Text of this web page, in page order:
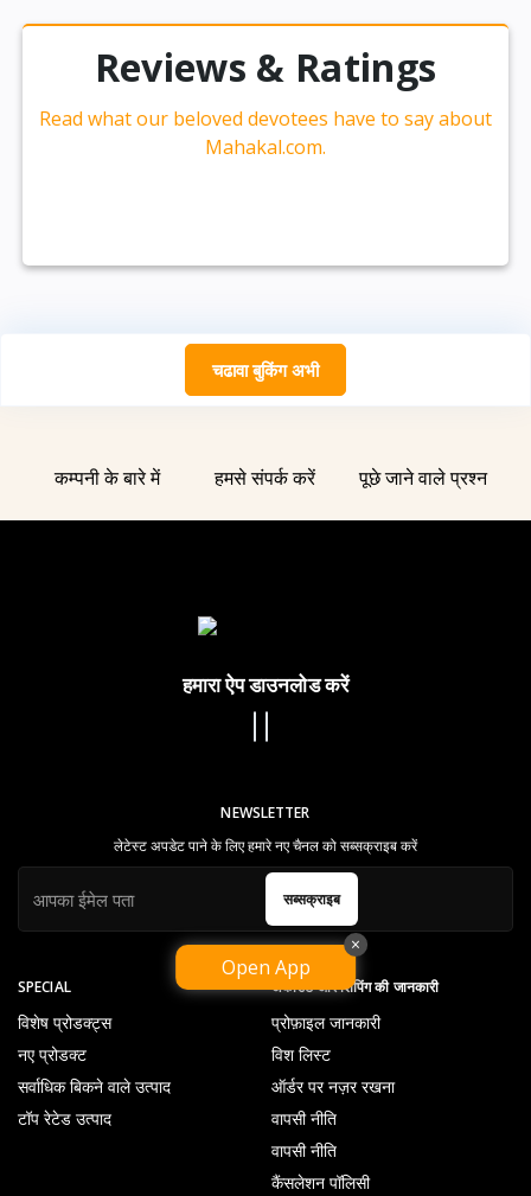
Reviews & Ratings
Read what our beloved devotees have to say about
Mahakal.com.
चढावा बुकिंग अभी
कम्पनी के बारे में हमसे संपर्क करें पूछे जाने वाले प्रश्न
हमारा ऐप डाउनलोड करें
SPECIAL
विशेष प्रोडक्ट्स
नए प्रोडक्ट
सर्वाधिक बिकने वाले उत्पाद
टॉप रेटेड उत्पाद
अकाउंट और शिपिंग की जानकारी
प्रोफ़ाइल जानकारी
विश लिस्ट
ऑर्डर पर नज़र रखना
वापसी नीति
वापसी नीति
कैंसलेशन पॉलिसी
NEWSLETTER
लेटेस्ट अपडेट पाने के लिए हमारे नए चैनल को सब्सक्राइब करें
सब्सक्राइब
Open App
×